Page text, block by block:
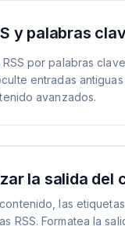
y palabras
por palabras
entradas
avanzados.
la salida del
las
RSS. Formatea la